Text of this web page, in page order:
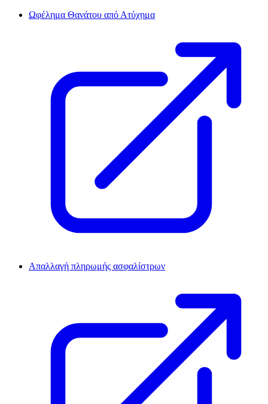
Ωφέλημα Θανάτου από Ατύχημα
Απαλλαγή πληρωμής ασφαλίστρων